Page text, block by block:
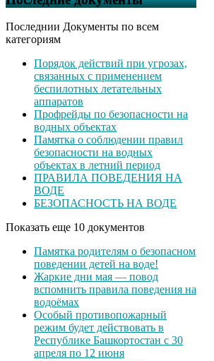
Последнии Документы по всем
категориям
Порядок действий при угрозах,
связанных с применением
беспилотных летательных
аппаратов
Профрейды по безопасности на
водных объектах
Памятка о соблюдении правил
безопасности на водных
объектах в летний период
ПРАВИЛА ПОВЕДЕНИЯ НА
ВОДЕ
БЕЗОПАСНОСТЬ НА ВОДЕ
Показать еще 10 документов
Памятка родителям о безопасном
поведении детей на воде!
Жаркие дни мая — повод
вспомнить правила поведения на
водоёмах
Особый противопожарный
режим будет действовать в
Республике Башкортостан с 30
апреля по 12 июня